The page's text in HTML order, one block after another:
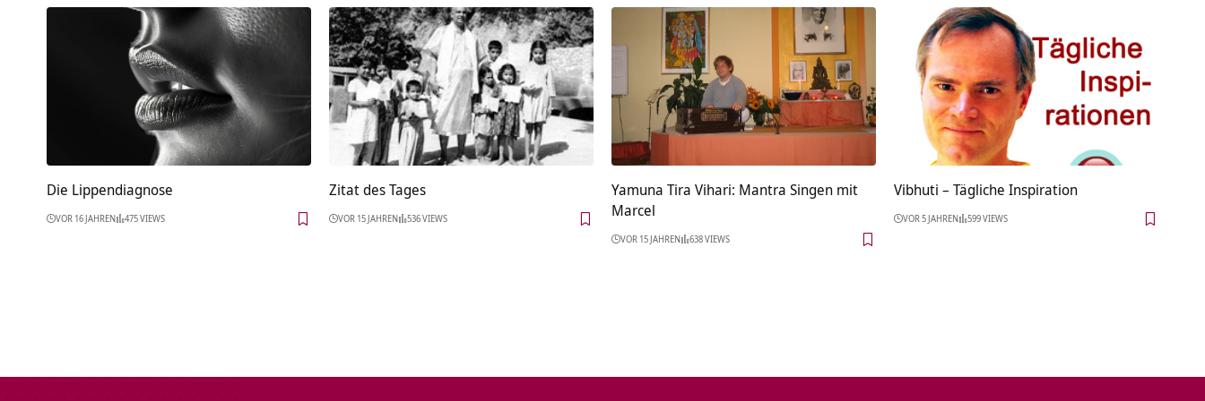
Die Lippendiagnose
VOR 16 JAHREN 475 VIEWS
Zitat des Tages
VOR 15 JAHREN 536 VIEWS
Yamuna Tira Vihari: Mantra Singen mit
Marcel
VOR 15 JAHREN 638 VIEWS
Vibhuti – Tägliche Inspiration
VOR 5 JAHREN 599 VIEWS